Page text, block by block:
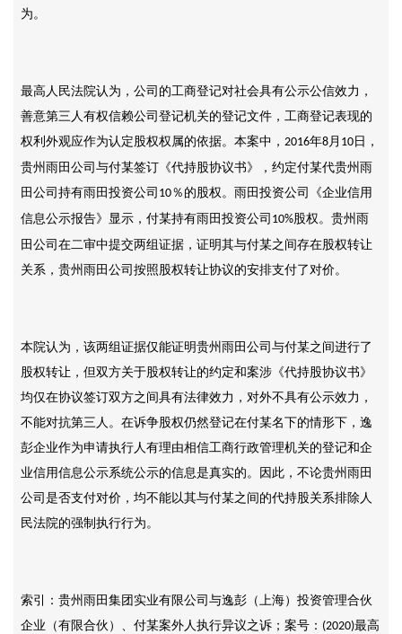
为。
最高人民法院认为，公司的工商登记对社会具有公示公信效力，
善意第三人有权信赖公司登记机关的登记文件，工商登记表现的
权利外观应作为认定股权权属的依据。本案中， 2016年8 月 10日，
贵州雨田公司与付某签订《代持股协议书》，约定付某代贵州雨
田公司持有雨田投资公司 10％的股权。雨田投资公司《企业信用
信息公示报告》显示，付某持有雨田投资公司 10%股权。贵州雨
田公司在二审中提交两组证据，证明其与付某之间存在股权转让
关系，贵州雨田公司按照股权转让协议的安排支付了对价。
本院认为，该两组证据仅能证明贵州雨田公司与付某之间进行了
股权转让，但双方关于股权转让的约定和案涉《代持股协议书》
均仅在协议签订双方之间具有法律效力，对外不具有公示效力，
不能对抗第三人。在诉争股权仍然登记在付某名下的情形下，逸
彭企业作为申请执行人有理由相信工商行政管理机关的登记和企
业信用信息公示系统公示的信息是真实的。因此，不论贵州雨田
公司是否支付对价，均不能以其与付某之间的代持股关系排除人
民法院的强制执行行为。
索引：贵州雨田集团实业有限公司与逸彭（上海）投资管理合伙
企业（有限合伙）、付某案外人执行异议之诉；案号： (2020)最高